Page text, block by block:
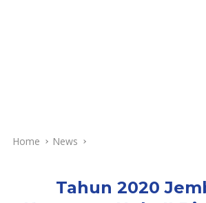
Home News
Tahun 2020